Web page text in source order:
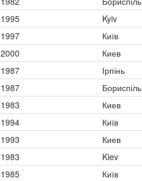
1995 Kyiv
1997
Київ
2000
Киев
1987 Ірпінь
1987 Бориспіль
1983
Киев
1994 Київ
1993 Киев
1983 Kiev
1985 Київ